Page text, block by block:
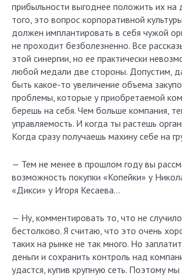
прибыльности выгоднее положить их на
того, это вопрос корпоративной
должен имплантировать в себя чужой
не проходит безболезненно. Все
этой синергии, но ее практически
любой медали две стороны. Допустим,
быть какое-то увеличение объема
проблемы, которые у приобретаемой
берешь на себя. Чем больше компания,
управляемость. И когда ты растешь
Когда сразу получаешь махину себе на
— Тем не менее в прошлом году вы
возможность покупки «Копейки» у
«Дикси» у Игоря Кесаева…
— Ну, комментировать то, что не
бестолково. Я считаю, что это очень
таких на рынке не так много. Но
деньги и сохранить контроль над
удастся, купив крупную сеть. Поэтому